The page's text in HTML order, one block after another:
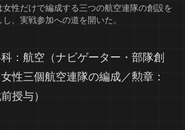
女性だけで編成する三つの航空連隊の創設を
し、実戦参加への道を開いた。
：航空（ナビゲーター・部隊創
性三個航空連隊の編成／勲章：
授与）